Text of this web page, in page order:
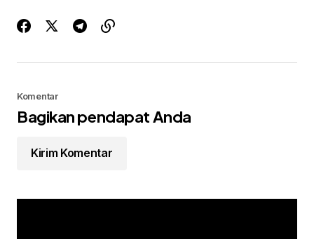
Komentar
Bagikan pendapat Anda
Kirim Komentar